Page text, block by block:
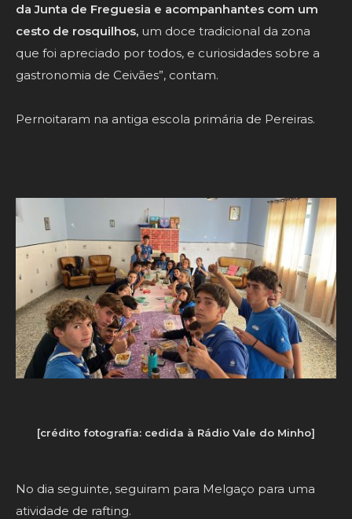
da Junta de Freguesia e acompanhantes com um
cesto de rosquilhos, um doce tradicional da zona
que foi apreciado por todos, e curiosidades sobre a
gastronomia de Ceivães”, contam.
Pernoitaram na antiga escola primária de Pereiras.
[crédito fotografia: cedida à Rádio Vale do Minho]
No dia seguinte, seguiram para Melgaço para uma
atividade de rafting.